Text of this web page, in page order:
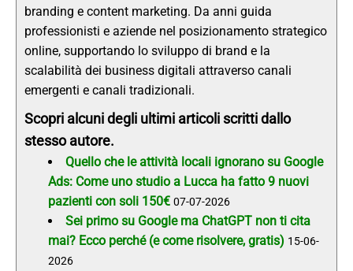
branding e content marketing. Da anni guida
professionisti e aziende nel posizionamento strategico
online, supportando lo sviluppo di brand e la
scalabilità dei business digitali attraverso canali
emergenti e canali tradizionali.
Scopri alcuni degli ultimi articoli scritti dallo
stesso autore.
Quello che le attività locali ignorano su Google
Ads: Come uno studio a Lucca ha fatto 9 nuovi
pazienti con soli 150€ 07-07-2026
Sei primo su Google ma ChatGPT non ti cita
mai? Ecco perché (e come risolvere, gratis) 15-06-
2026